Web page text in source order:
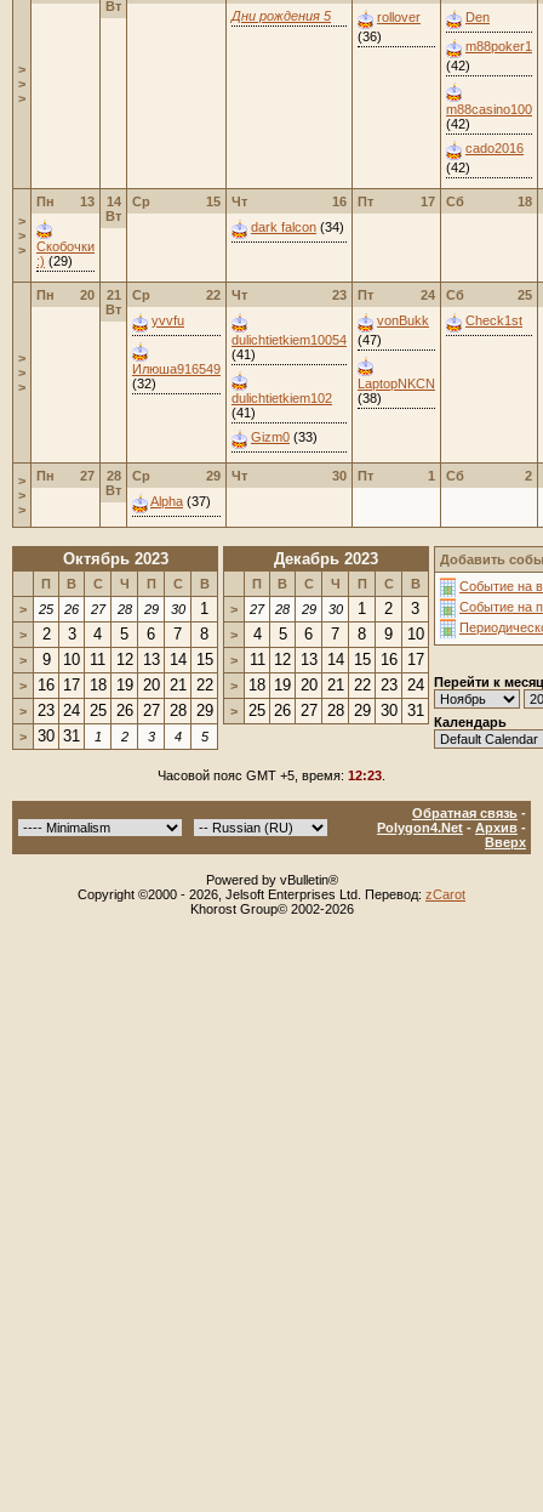
>
>
>
Вт
Дни рождения 5
rollover
(36)
Den
m88poker1
(42)
m88casino100
(42)
cado2016
(42)
>
>
>
13
Пн
Скобочки
:) (29)
14
Вт
15
Ср 16
Чт
dark falcon (34)
17
Пт 18
Сб
>
>
>
20
Пн
21
Вт
22
Ср
yvvfu
Илюша916549
(32)
23
Чт
dulichtietkiem10054
(41)
dulichtietkiem102
(41)
Gizm0 (33)
24
Пт
vonBukk
(47)
LaptopNKCN
(38)
25
Сб
Check1st
>
>
>
27
Пн
28
Вт
29
Ср
Alpha (37)
30
Чт 1
Пт 2
Сб
Октябрь 2023
П В С Ч П С
В
>
25 26 27 28 29 30 1
> 2 3 4 5 6 7 8
> 9 10 11 12 13 14 15
> 16 17 18 19 20 21 22
> 23 24 25 26 27 28 29
> 30 31 1 2 3 4 5
Декабрь 2023
П В С Ч П С
В
>
27 28 29 30 1 2 3
> 4 5 6 7 8 9 10
> 11 12 13 14 15 16 17
> 18 19 20 21 22 23 24
> 25 26 27 28 29 30 31
Добавить
Событие на
Событие на
Перейти к
Календарь
Часовой пояс GMT +5, время: 12:23
Обратная связь -
Polygon4.Net - Архив -
Вверх
Powered by vBulletin®
Copyright ©2000 - 2026, Jelsoft Enterprises Ltd. Перевод: zCarot
Khorost Group© 2002-2026